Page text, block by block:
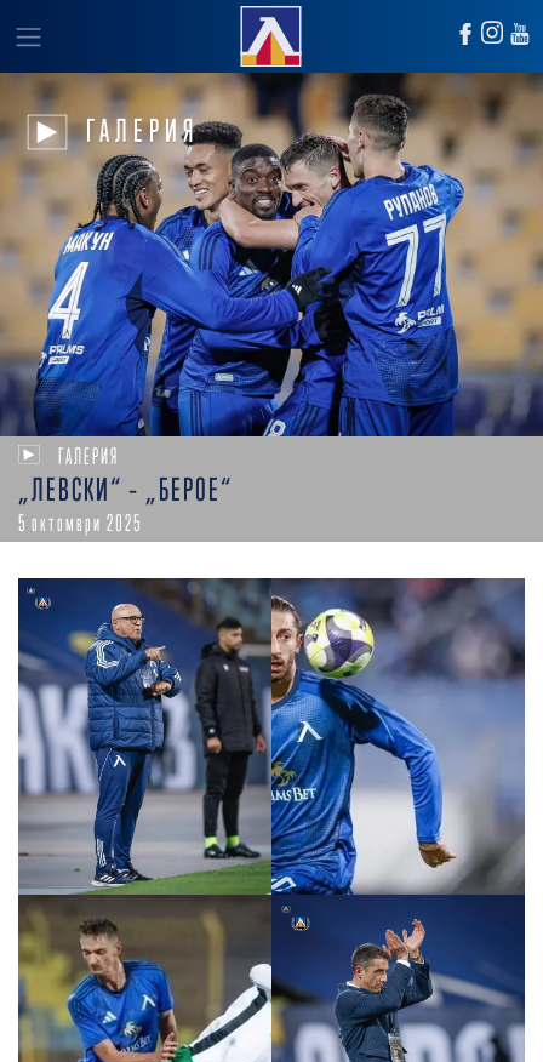
ГАЛЕРИЯ
ГАЛЕРИЯ
„ЛЕВСКИ“ – „БЕРОЕ“
5 октомври 2025